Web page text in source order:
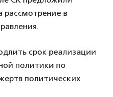
рассмотрение в
срок реализации
политики по
политических